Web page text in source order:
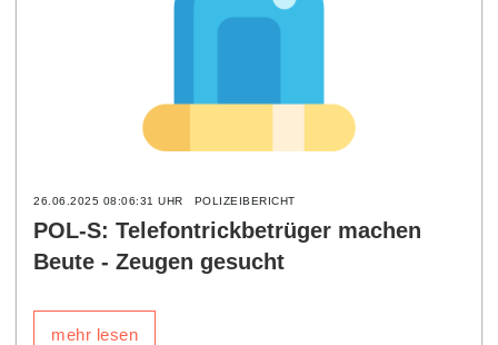
26.06.2025 08:06:31 UHR POLIZEIBERICHT
POL-S: Telefontrickbetrüger machen
Beute - Zeugen gesucht
mehr lesen